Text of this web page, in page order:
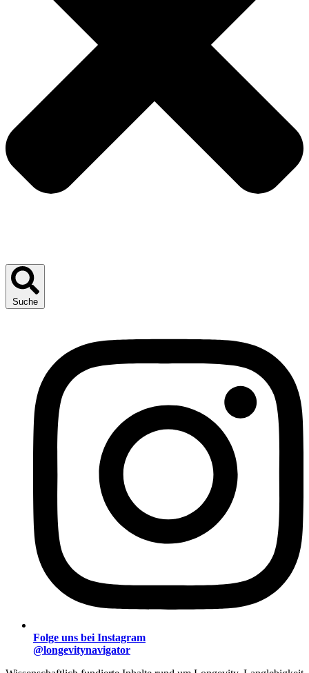
Suche
Folge uns bei Instagram
@longevitynavigator